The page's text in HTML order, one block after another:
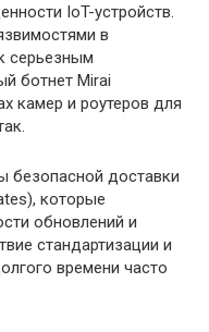
IoT-устройств.
в
серьезным
ботнет Mirai
камер и роутеров для
безопасной доставки
которые
обновлений и
стандартизации и
времени часто